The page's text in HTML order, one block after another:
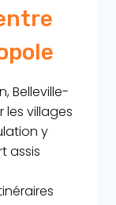
Belleville-
villages
y
assis